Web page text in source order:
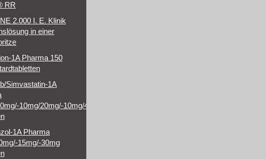
RR
2.000 I. E. Klinik
in einer
1A Pharma 150
Simvastatin-1A
10mg/20mg/-10mg/40mg/-10mg/80mg
1A Pharma
15mg/-30mg